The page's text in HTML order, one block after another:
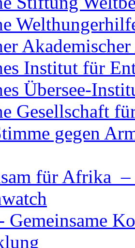
Institut für
Übersee-
Gesellschaft
gegen
für Afrika
Gemeinsame